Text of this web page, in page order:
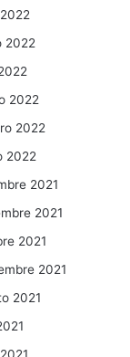
2022
2022
2022
2022
2021
2021
2021
2021
2021